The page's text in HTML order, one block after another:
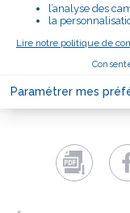
01 06